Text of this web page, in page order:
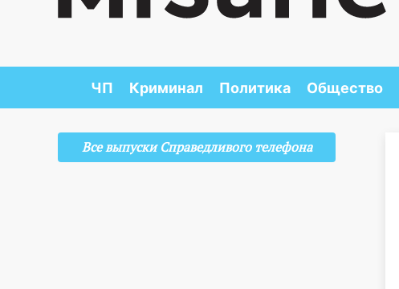
ЧП Криминал Политика Общество
Все выпуски Справедливого телефона